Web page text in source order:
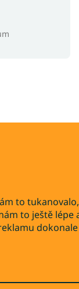
to
to ještě lépe